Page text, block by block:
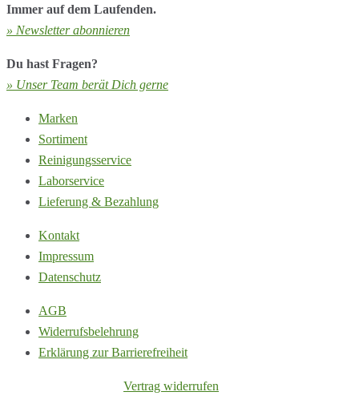
Optionen
Immer auf dem Laufenden.
» Newsletter abonnieren
Du hast Fragen?
» Unser Team berät Dich gerne
Marken
Sortiment
Reinigungsservice
Laborservice
Lieferung & Bezahlung
Kontakt
Impressum
Datenschutz
AGB
Widerrufsbelehrung
Erklärung zur Barrierefreiheit
Vertrag widerrufen